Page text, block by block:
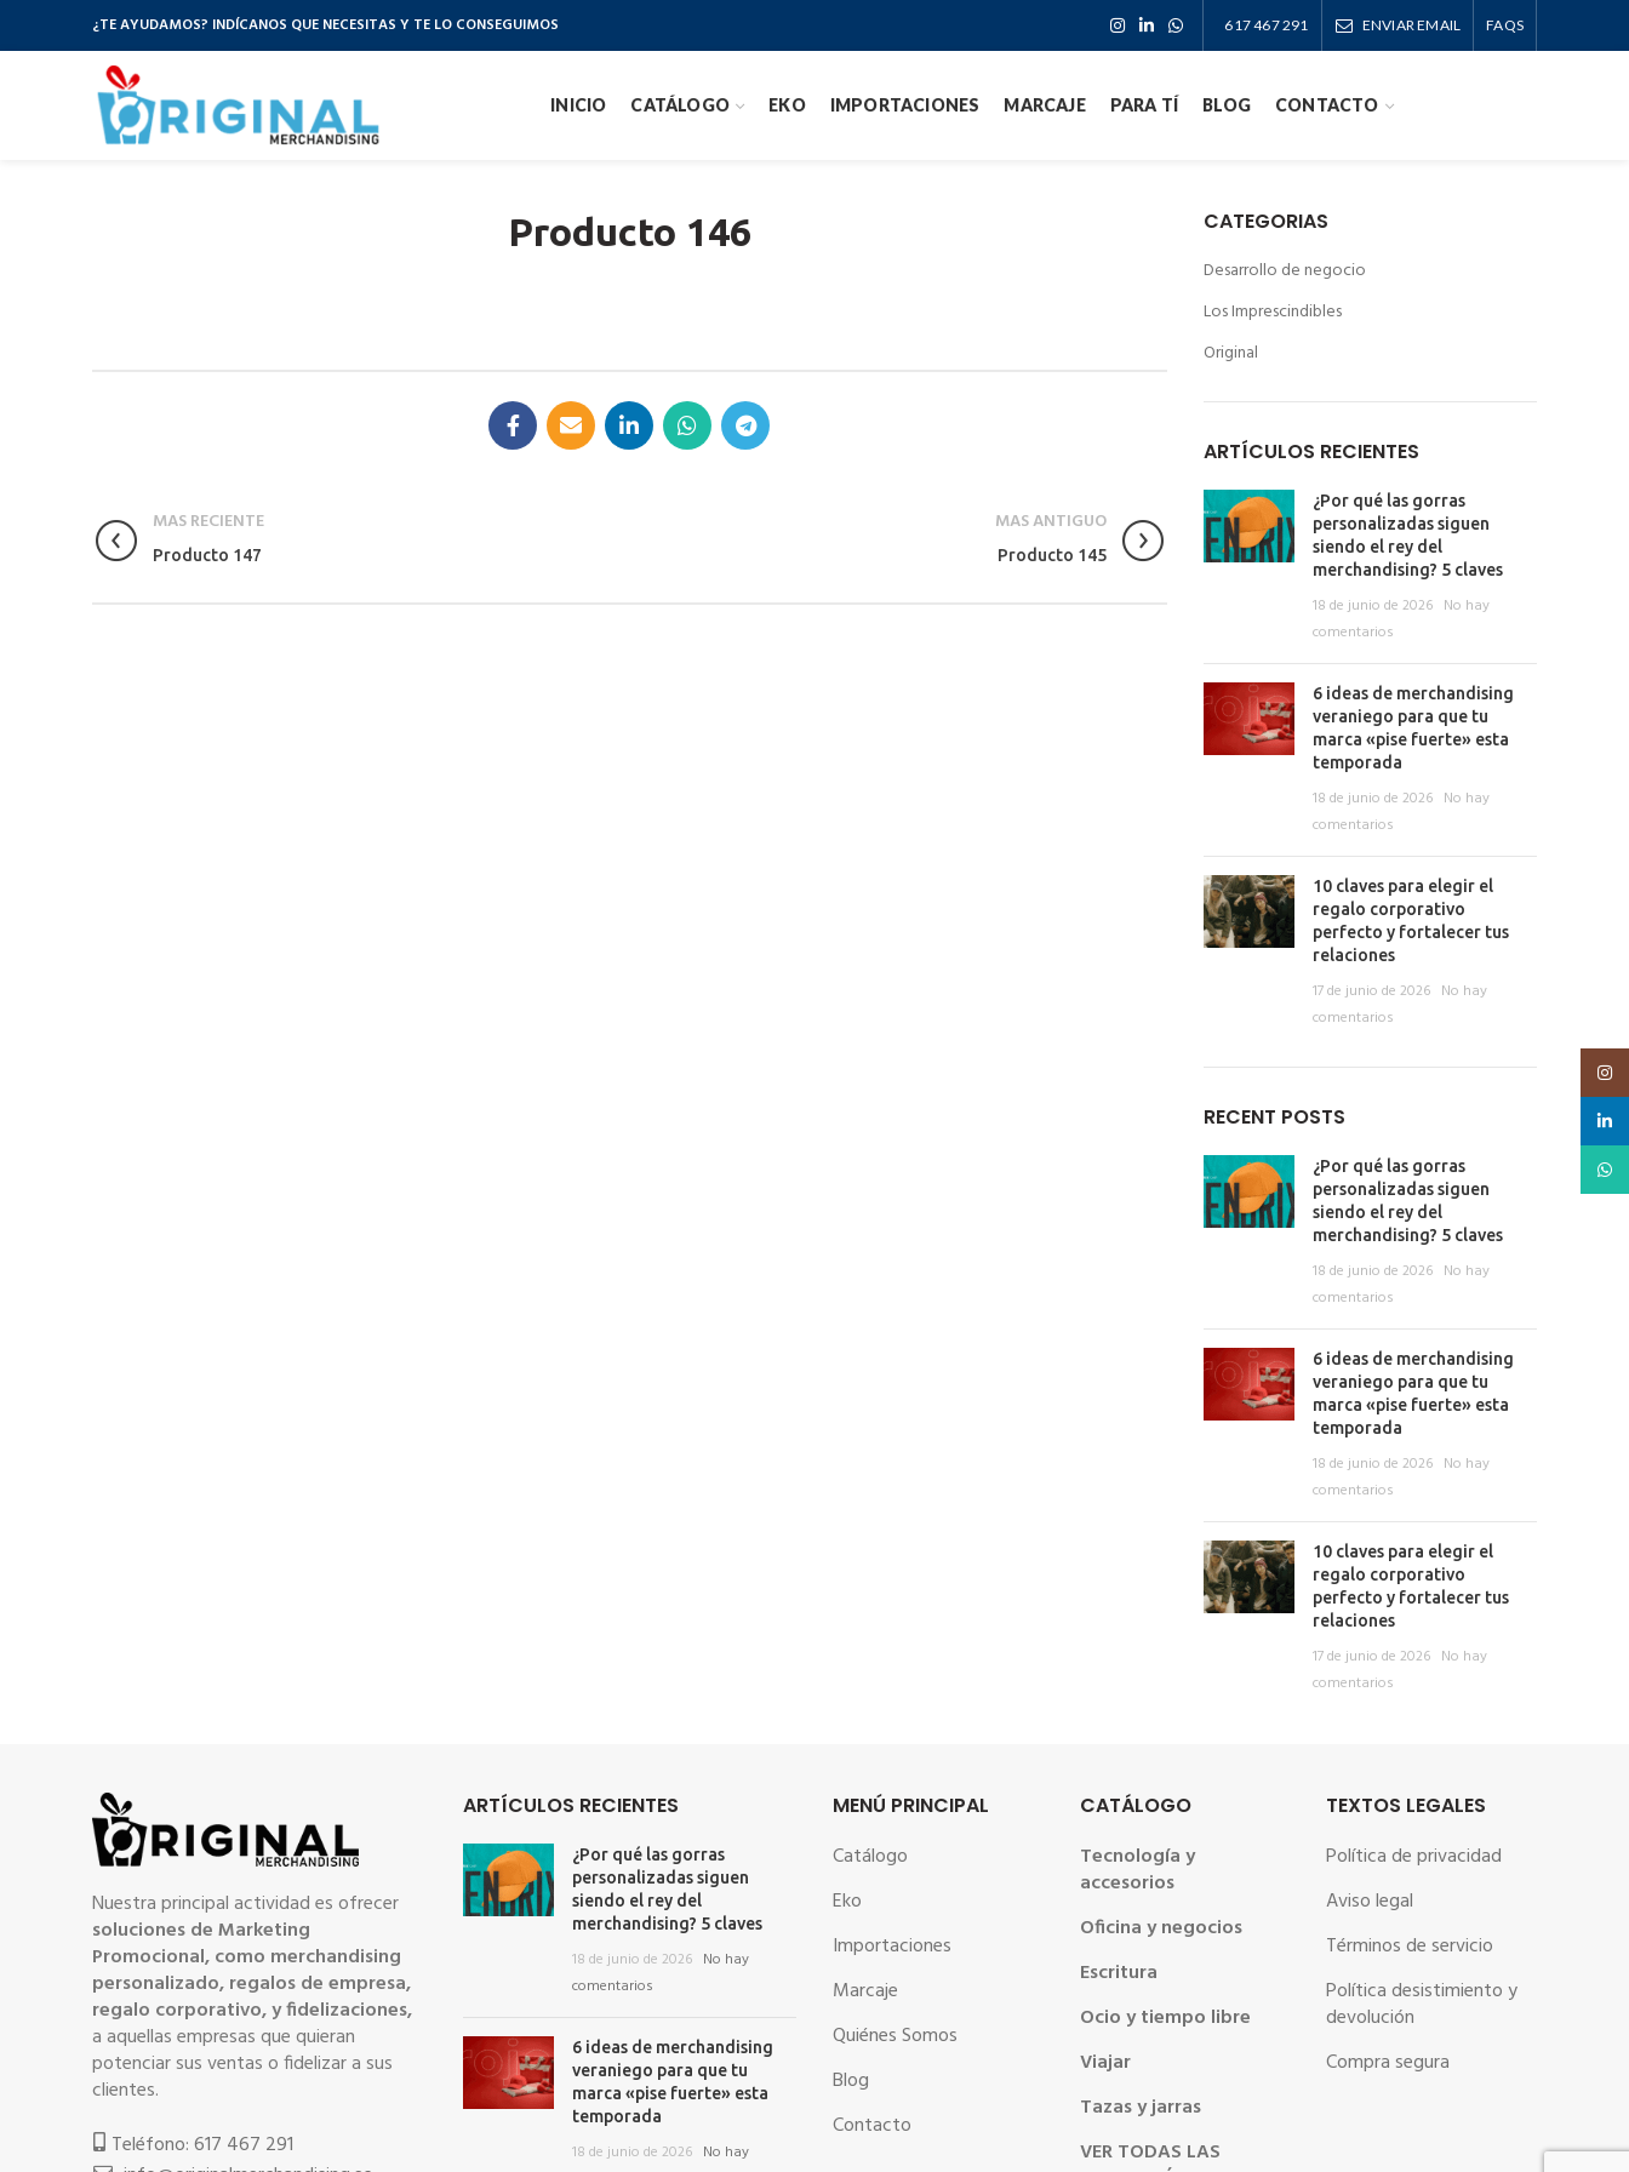
¿TE AYUDAMOS? INDÍCANOS QUE NECESITAS Y TE LO CONSEGUIMOS 617 467 291 ENVIAR EMAIL FAQS
INICIO CATÁLOGO EKO IMPORTACIONES MARCAJE PARA TÍ BLOG CONTACTO
Producto 146
MAS RECIENTE
Producto 147
MAS ANTIGUO
Producto 145
CATEGORIAS
Desarrollo de negocio
Los Imprescindibles
Original
ARTÍCULOS RECIENTES
¿Por qué las gorras
personalizadas siguen
siendo el rey del
merchandising? 5 claves
18 de junio de 2026 No hay
comentarios
6 ideas de merchandising
veraniego para que tu
marca «pise fuerte» esta
temporada
18 de junio de 2026 No hay
comentarios
10 claves para elegir el
regalo corporativo
perfecto y fortalecer tus
relaciones
17 de junio de 2026 No hay
comentarios
RECENT POSTS
¿Por qué las gorras
personalizadas siguen
siendo el rey del
merchandising? 5 claves
18 de junio de 2026 No hay
comentarios
6 ideas de merchandising
veraniego para que tu
marca «pise fuerte» esta
temporada
18 de junio de 2026 No hay
comentarios
10 claves para elegir el
regalo corporativo
perfecto y fortalecer tus
relaciones
17 de junio de 2026 No hay
comentarios
Nuestra principal actividad es ofrecer
soluciones de Marketing
Promocional, como merchandising
personalizado, regalos de empresa,
regalo corporativo, y fidelizaciones,
a aquellas empresas que quieran
potenciar sus ventas o fidelizar a sus
clientes.
Teléfono: 617 467 291
ARTÍCULOS RECIENTES
¿Por qué las gorras
personalizadas siguen
siendo el rey del
merchandising? 5 claves
18 de junio de 2026 No hay
comentarios
6 ideas de merchandising
veraniego para que tu
marca «pise fuerte» esta
temporada
18 de junio de 2026 No hay
MENÚ PRINCIPAL
Catálogo
Eko
Importaciones
Marcaje
Quiénes Somos
Blog
Contacto
CATÁLOGO
Tecnología y
accesorios
Oficina y negocios
Escritura
Ocio y tiempo libre
Viajar
Tazas y jarras
VER TODAS LAS
TEXTOS LEGALES
Política de privacidad
Aviso legal
Términos de servicio
Política desistimiento y
devolución
Compra segura